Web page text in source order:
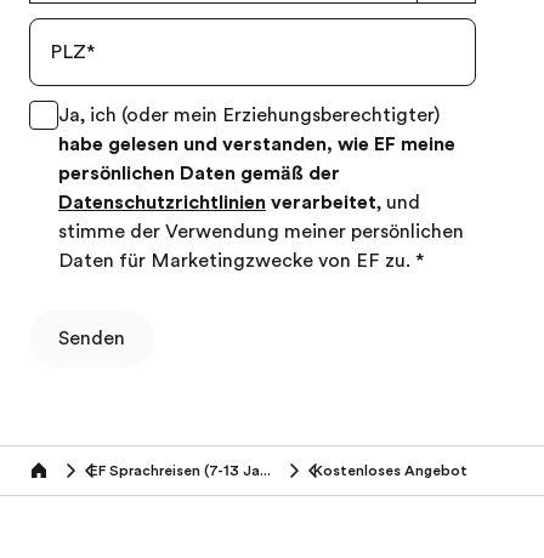
PLZ*
Ja, ich (oder mein Erziehungsberechtigter)
habe gelesen und verstanden, wie EF meine
persönlichen Daten gemäß der
Datenschutzrichtlinien verarbeitet, und
stimme der Verwendung meiner persönlichen
Daten für Marketingzwecke von EF zu. *
Senden
Home EF Sprachreisen (7-13 Jahre) Kostenloses Angebot